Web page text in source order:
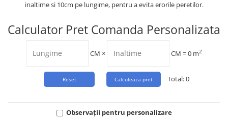
inaltime si 10cm pe lungime, pentru a evita erorile peretilor.
Calculator Pret Comanda Personalizata
CM × CM =0 m2
Total:0
Observații pentru personalizare